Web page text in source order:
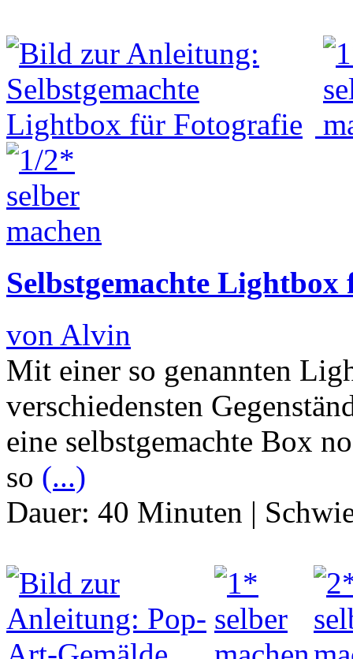
Selbstgemachte
von Alvin
Mit einer so genannten
verschiedensten
eine selbstgemachte Box
so (...)
Dauer: 40 Minuten |